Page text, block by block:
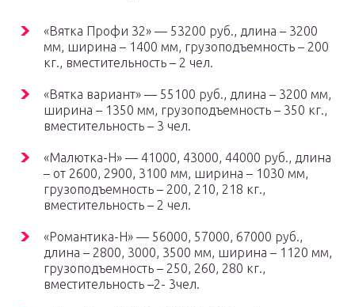
«Вятка Профи 32» — 53200 руб., длина – 3200
мм, ширина – 1400 мм, грузоподъемность – 200
кг., вместительность – 2 чел.
«Вятка вариант» — 55100 руб., длина – 3200 мм,
ширина – 1350 мм, грузоподъемность – 350 кг.,
вместительность – 3 чел.
«Малютка-Н» — 41000, 43000, 44000 руб., длина
– от 2600, 2900, 3100 мм, ширина – 1030 мм,
грузоподъемность – 200, 210, 218 кг.,
вместительность – 2 чел.
«Романтика-Н» — 56000, 57000, 67000 руб.,
длина – 2800, 3000, 3500 мм, ширина – 1120 мм,
грузоподъемность – 250, 260, 280 кг.,
вместительность –2- 3чел.